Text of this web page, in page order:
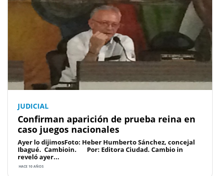
JUDICIAL
Confirman aparición de prueba reina en
caso juegos nacionales
Ayer lo dijimosFoto: Heber Humberto Sánchez, concejal
Ibagué. Cambioin. Por: Editora Ciudad. Cambio in
reveló ayer...
HACE 10 AÑOS